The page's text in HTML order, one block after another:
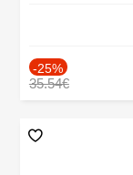
-25%
35.54€